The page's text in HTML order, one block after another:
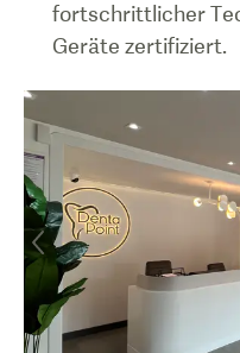
fortschrittlicher
Geräte zertifiziert.